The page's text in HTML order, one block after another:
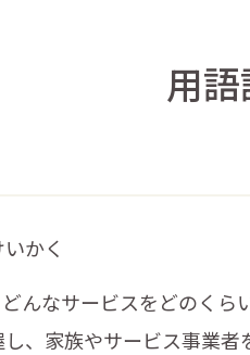
用
かく
んなサービスをどのく
、家族やサービス事業